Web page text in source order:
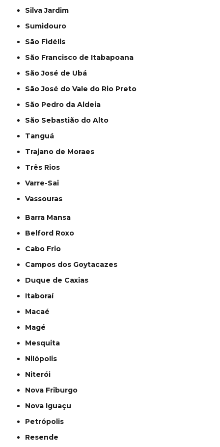
Silva Jardim
Sumidouro
São Fidélis
São Francisco de Itabapoana
São José de Ubá
São José do Vale do Rio Preto
São Pedro da Aldeia
São Sebastião do Alto
Tanguá
Trajano de Moraes
Três Rios
Varre-Sai
Vassouras
Barra Mansa
Belford Roxo
Cabo Frio
Campos dos Goytacazes
Duque de Caxias
Itaboraí
Macaé
Magé
Mesquita
Nilópolis
Niterói
Nova Friburgo
Nova Iguaçu
Petrópolis
Resende